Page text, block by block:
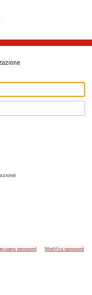
password Modifica password